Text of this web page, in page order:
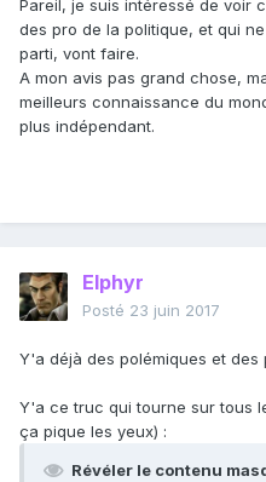
Pareil, je suis intéressé de voir
des pro de la politique, et qui
parti, vont faire.
A mon avis pas grand chose,
meilleurs connaissance du
plus indépendant.
Elphyr
Posté 23 juin 2017
Y'a déjà des polémiques et des
Y'a ce truc qui tourne sur tous
ça pique les yeux) :
Révéler le contenu